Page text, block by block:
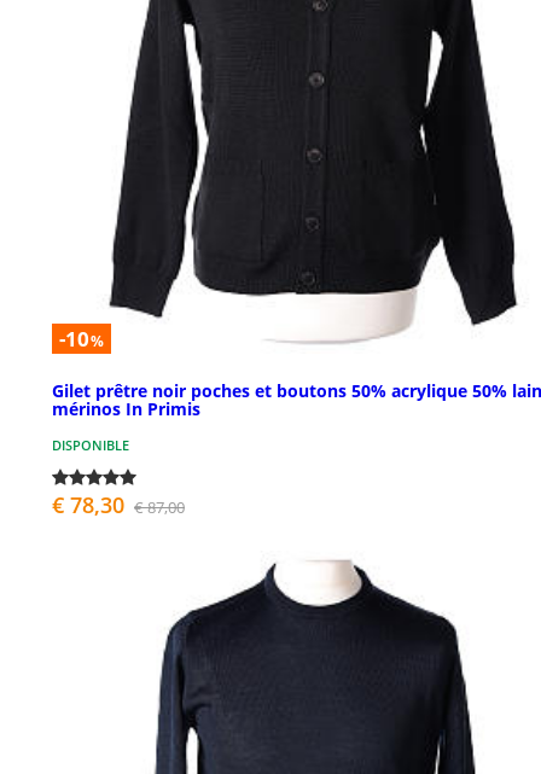
-10%
Gilet prêtre noir poches et boutons 50% acrylique 50%
mérinos In Primis
DISPONIBLE
€ 78,30 € 87,00